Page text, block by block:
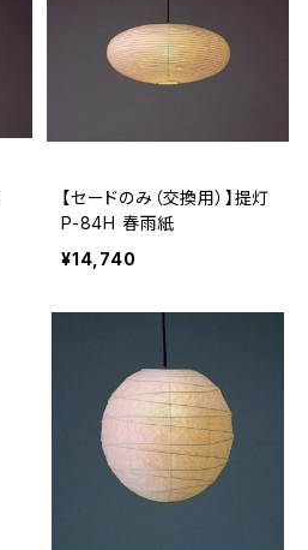
【セードのみ（交換用）】提灯
P-84H 春雨紙
¥14,740